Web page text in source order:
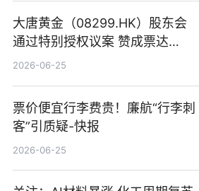
大唐黄金（08299.HK）股东会
通过特别授权议案 赞成票达
100%_新动态
2026-06-25
票价便宜行李费贵！廉航“行李刺
客”引质疑-快报
2026-06-25